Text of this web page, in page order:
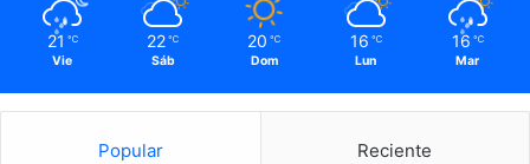
21 ℃
Vie
22 ℃
Sáb
20 ℃
Dom
16 ℃
Lun
16 ℃
Mar
Popular Reciente